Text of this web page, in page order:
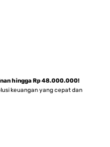
hingga Rp 48.000.000!
keuangan yang cepat dan